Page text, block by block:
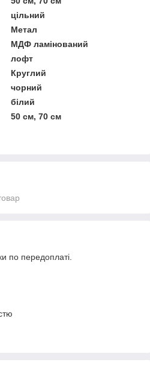
цільний
Метал
МДФ ламінований
лофт
Круглий
чорний
білий
50 см, 70 см
по передоплаті.